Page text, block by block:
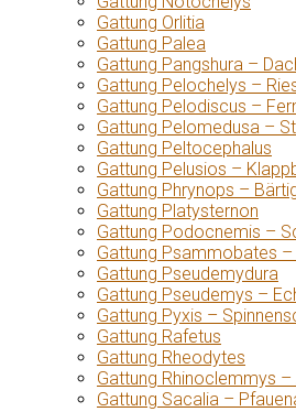
Gattung Orlitia
Gattung Palea
Gattung Pangshura –
Gattung Pelochelys –
Gattung Pelodiscus –
Gattung Pelomedusa –
Gattung Peltocephalus
Gattung Pelusios –
Gattung Phrynops –
Gattung Platysternon
Gattung Podocnemis –
Gattung Psammobates
Gattung Pseudemydura
Gattung Pseudemys –
Gattung Pyxis –
Gattung Rafetus
Gattung Rheodytes
Gattung Rhinoclemmys
Gattung Sacalia –